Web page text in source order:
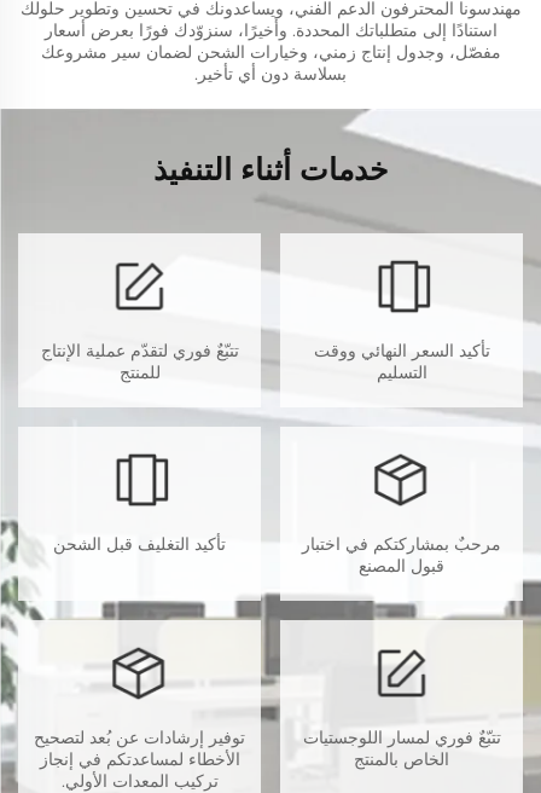
مهندسونا المحترفون الدعم الفني، ويساعدونك في تحسين وتطوير حلولك
استنادًا إلى متطلباتك المحددة. وأخيرًا، سنزوّدك فورًا بعرض أسعار
مفصّل، وجدول إنتاج زمني، وخيارات الشحن لضمان سير مشروعك
بسلاسة دون أي تأخير.
خدمات أثناء التنفيذ
تأكيد السعر النهائي ووقت
التسليم
تتبّعٌ فوري لتقدّم عملية الإنتاج
للمنتج
مرحبٌ بمشاركتكم في اختبار
قبول المصنع
تأكيد التغليف قبل الشحن
تتبّعٌ فوري لمسار اللوجستيات
الخاص بالمنتج
توفير إرشادات عن بُعد لتصحيح
الأخطاء لمساعدتكم في إنجاز
تركيب المعدات الأولي.